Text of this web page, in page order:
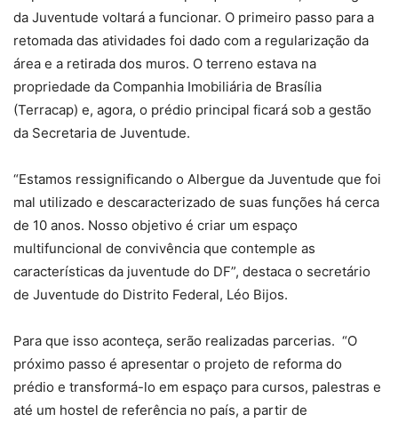
da Juventude voltará a funcionar. O primeiro passo para a
retomada das atividades foi dado com a regularização da
área e a retirada dos muros. O terreno estava na
propriedade da Companhia Imobiliária de Brasília
(Terracap) e, agora, o prédio principal ficará sob a gestão
da Secretaria de Juventude.
“Estamos ressignificando o Albergue da Juventude que foi
mal utilizado e descaracterizado de suas funções há cerca
de 10 anos. Nosso objetivo é criar um espaço
multifuncional de convivência que contemple as
características da juventude do DF”, destaca o secretário
de Juventude do Distrito Federal, Léo Bijos.
Para que isso aconteça, serão realizadas parcerias. “O
próximo passo é apresentar o projeto de reforma do
prédio e transformá-lo em espaço para cursos, palestras e
até um hostel de referência no país, a partir de